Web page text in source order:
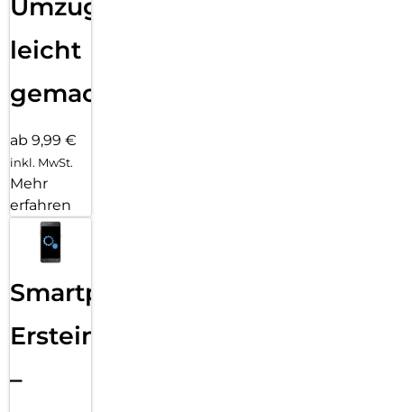
Umzug
leicht
gemacht!
ab 9,99 €
inkl. MwSt.
Mehr
erfahren
Smartphone
Ersteinrichtung
–